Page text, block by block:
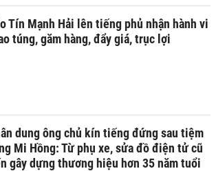
Tín Mạnh Hải lên tiếng phủ nhận hành vi
túng, găm hàng, đẩy giá, trục lợi
dung ông chủ kín tiếng đứng sau tiệm
Mi Hồng: Từ phụ xe, sửa đồ điện tử cũ
gây dựng thương hiệu hơn 35 năm tuổi